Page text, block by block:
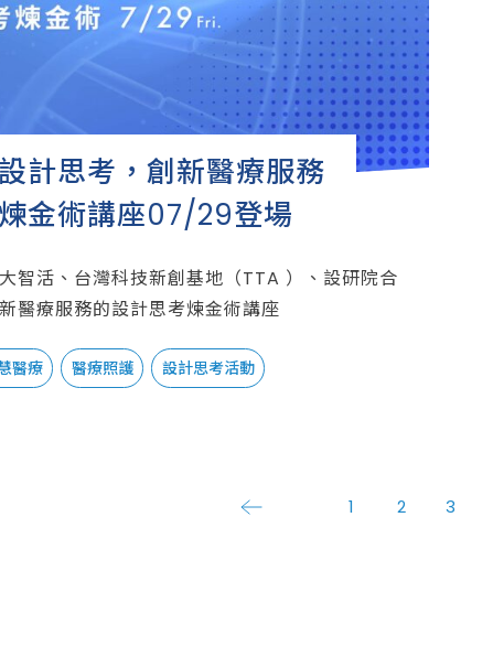
計思考，創新醫療服務
金術講座07/29登場
智活、台灣科技新創基地（TTA ）、設研院合
醫療服務的設計思考煉金術講座
醫療 醫療照護 設計思考活動
1 2 3